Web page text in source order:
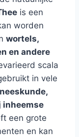
is een
worden
wortels,
en andere
scala
in vele
inheemse
een grote
en kan